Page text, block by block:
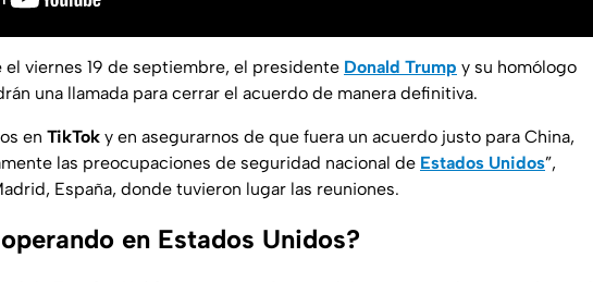
viernes 19 de septiembre, el presidente Donald Trump y su homólogo
una llamada para cerrar el acuerdo de manera definitiva.
en TikTok y en asegurarnos de que fuera un acuerdo justo para China,
las preocupaciones de seguridad nacional de Estados Unidos”,
España, donde tuvieron lugar las reuniones.
en Estados Unidos?